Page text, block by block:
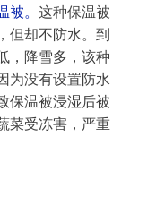
。 这种保温被
但却不防水。到
，降雪多，该种
为没有设置防水
保温被浸湿后被
菜受冻害，严重